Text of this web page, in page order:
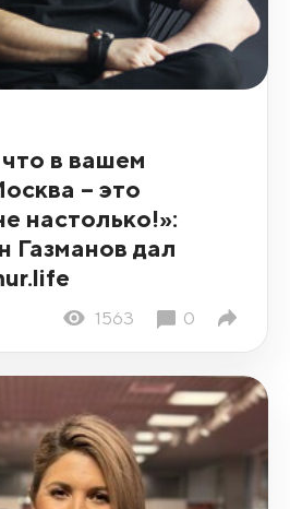
в вашем
– это
настолько!»:
Газманов дал
1563 0